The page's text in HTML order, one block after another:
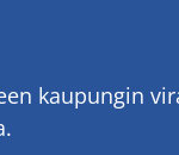
kaupungin